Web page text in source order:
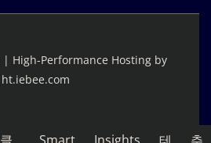
High-Performance Hosting by
ht.iebee.com
클 Smart Insights 테 추